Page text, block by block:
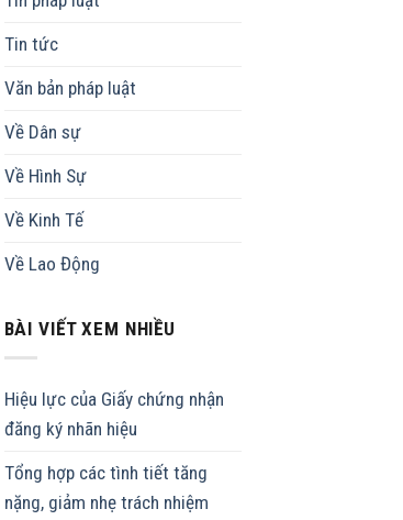
Tin tức
Văn bản pháp luật
Về Dân sự
Về Hình Sự
Về Kinh Tế
Về Lao Động
BÀI VIẾT XEM NHIỀU
Hiệu lực của Giấy chứng nhận
đăng ký nhãn hiệu
Tổng hợp các tình tiết tăng
nặng, giảm nhẹ trách nhiệm